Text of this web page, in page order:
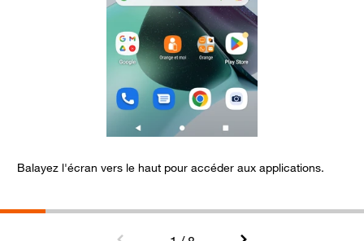
Balayez l'écran vers le haut pour accéder aux applications.